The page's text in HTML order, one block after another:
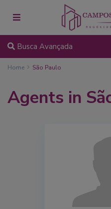
Busca Avançada
Home São Paulo
Agents in